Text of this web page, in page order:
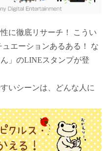
に徹底リサーチ！ こうい
エーションあるある！ な
」のLINEスタンプが登
いシーンは、どんな人に